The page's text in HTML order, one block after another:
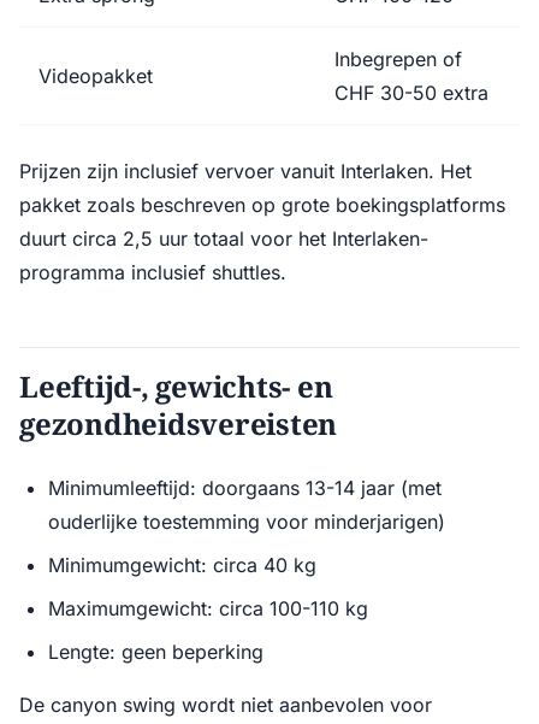
Videopakket
Inbegrepen of
CHF 30-50 extra
Prijzen zijn inclusief vervoer vanuit Interlaken. Het
pakket zoals beschreven op grote boekingsplatforms
duurt circa 2,5 uur totaal voor het Interlaken-
programma inclusief shuttles.
Leeftijd-, gewichts- en
gezondheidsvereisten
Minimumleeftijd: doorgaans 13-14 jaar (met
ouderlijke toestemming voor minderjarigen)
Minimumgewicht: circa 40 kg
Maximumgewicht: circa 100-110 kg
Lengte: geen beperking
De canyon swing wordt niet aanbevolen voor